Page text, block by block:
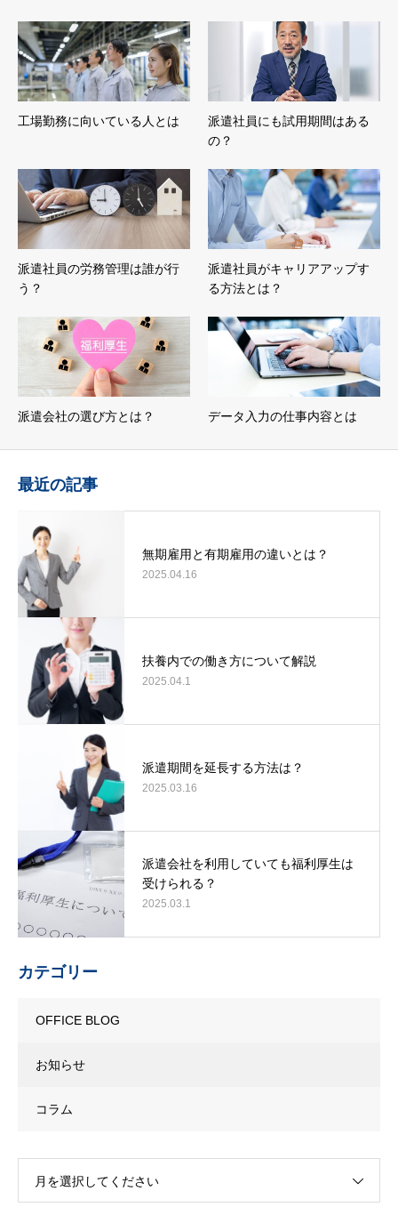
工場勤務に向いている人とは
派遣社員にも試用期間はある
の？
派遣社員の労務管理は誰が行
う？
派遣社員がキャリアアップす
る方法とは？
派遣会社の選び方とは？ データ入力の仕事内容とは
最近の記事
無期雇用と有期雇用の違いとは？
2025.04.16
扶養内での働き方について解説
2025.04.1
派遣期間を延長する方法は？
2025.03.16
派遣会社を利用していても福利厚生は
受けられる？
2025.03.1
カテゴリー
OFFICE BLOG
お知らせ
コラム
月を選択してください